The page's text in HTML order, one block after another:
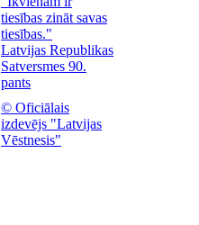
tiesības zināt savas
tiesības."
Latvijas Republikas
Satversmes 90.
pants
© Oficiālais
izdevējs "Latvijas
Vēstnesis"